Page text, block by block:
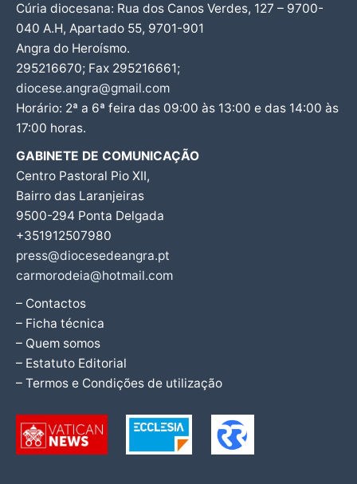
Cúria diocesana: Rua dos Canos Verdes, 127 – 9700-
040 A.H, Apartado 55, 9701-901
Angra do Heroísmo.
295216670; Fax 295216661;
diocese.angra@gmail.com
Horário: 2ª a 6ª feira das 09:00 às 13:00 e das 14:00 às
17:00 horas.
GABINETE DE COMUNICAÇÃO
Centro Pastoral Pio XII,
Bairro das Laranjeiras
9500-294 Ponta Delgada
+351912507980
press@diocesedeangra.pt
carmorodeia@hotmail.com
– Contactos
– Ficha técnica
– Quem somos
– Estatuto Editorial
– Termos e Condições de utilização